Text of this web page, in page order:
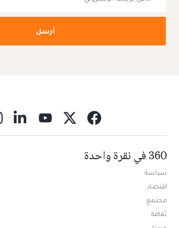
أرسل
360 في نقرة واحدة
سياسة
اقتصاد
مجتمع
ثقافة